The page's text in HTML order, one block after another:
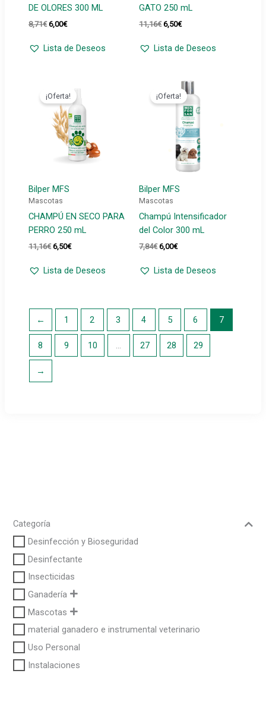
Categoría
Desinfección y Bioseguridad
Desinfectante
Insecticidas
Ganadería
Mascotas
material ganadero e instrumental veterinario
Uso Personal
Instalaciones
DE OLORES 300 ML
8,71€ El
original
era:
6,00€El
actual
es:
Lista de Deseos
GATO 250 mL
11,16€ El
original
era:
6,50€El
actual
es:
Lista de Deseos
Bilper MFS
¡Oferta!
Mascotas
CHAMPÚ EN SECO PARA
PERRO 250 mL
11,16€ El
original
era:
6,50€El
actual
es:
Lista de Deseos
Bilper MFS
¡Oferta!
Mascotas
Champú Intensificador
del Color 300 mL
7,84€ El
original
era:
6,00€El
actual
es:
Lista de Deseos
← 1 2 3 4 5 6 7
8 9 10 … 27 28 29
→